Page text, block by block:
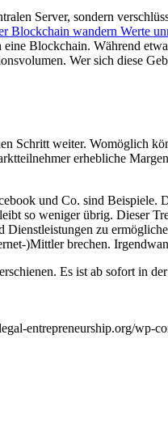
Server, sondern
Blockchain wandern Werte
Blockchain. Während
Wer sich diese
Schritt weiter. Womöglich
erhebliche
und Co. sind Beispiele.
so weniger übrig. Dieser
zu
)Mittler brechen.
Es ist ab sofort in
entrepreneurship.org/wp-